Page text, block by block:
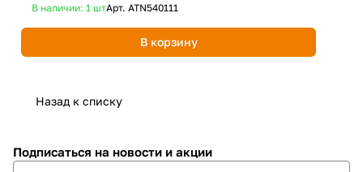
В наличии: 1 штАрт. ATN540111
В корзину
Назад к списку
Подписаться на новости и акции